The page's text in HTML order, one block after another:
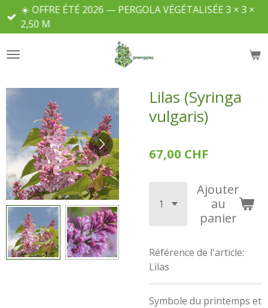
Passer
principal
☀️ OFFRE ÉTÉ 2026 — PERGOLA VÉGÉTALISÉE 3 × 3 ×
2,50 M
Lilas (Syringa
vulgaris)
67,00 CHF
Ajouter
au
panier
Référence de l'article:
Lilas
Symbole du printemps et